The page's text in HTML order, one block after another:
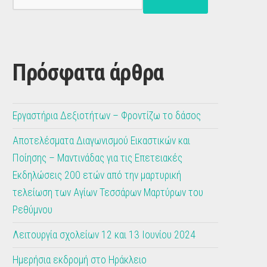
Πρόσφατα άρθρα
Εργαστήρια Δεξιοτήτων – Φροντίζω το δάσος
Αποτελέσματα Διαγωνισμού Εικαστικών και
Ποίησης – Μαντινάδας για τις Επετειακές
Εκδηλώσεις 200 ετών από την μαρτυρική
τελείωση των Αγίων Τεσσάρων Μαρτύρων του
Ρεθύμνου
Λειτουργία σχολείων 12 και 13 Ιουνίου 2024
Ημερήσια εκδρομή στο Ηράκλειο